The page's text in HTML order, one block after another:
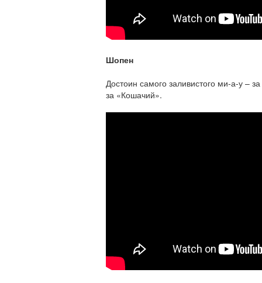
Шопен
Достоин самого заливистого ми-а-у –
за «Кошачий».